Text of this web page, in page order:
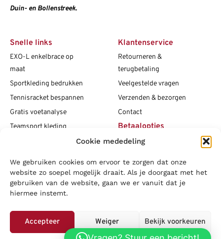
Cookie mededeling
We gebruiken cookies om ervoor te zorgen dat onze
website zo soepel mogelijk draait. Als je doorgaat met het
gebruiken van de website, gaan we er vanuit dat je
hiermee instemt.
Accepteer Weiger Bekijk voorkeuren
Duin- en Bollenstreek.
Snelle links
EXO-L enkelbrace op
maat
Sportkleding bedrukken
Tennisracket bespannen
Gratis voetanalyse
Teamsport kleding
Vacatures
Blogs
Klantenservice
Retourneren &
terugbetaling
Veelgestelde vragen
Verzenden & bezorgen
Contact
Betaalopties
Social media
LOWA|Adidas| Mizuno| Nike|Speedo|Asics |Babolat|Falke |